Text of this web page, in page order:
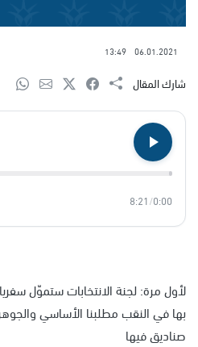
06.01.2021
13:49
شارك المقال
0:00
/
8:21
لأول مرة: لجنة الانتخابات ستموّل
بها في النقب مطلبنا الأساسي
صناديق فيها